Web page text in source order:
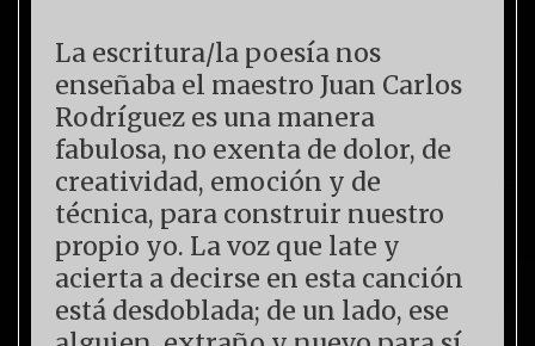
La escritura/la poesía nos
enseñaba el maestro Juan Carlos
Rodríguez es una manera
fabulosa, no exenta de dolor, de
creatividad, emoción y de
técnica, para construir nuestro
propio yo. La voz que late y
acierta a decirse en esta canción
está desdoblada; de un lado, ese